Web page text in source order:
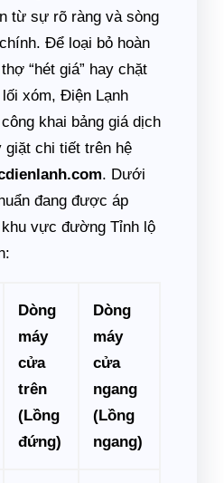
từ sự rõ ràng và sòng
Để loại bỏ hoàn
“hét giá” hay chặt
xóm, Điện Lạnh
khai bảng giá dịch
chi tiết trên hệ
. Dưới
đang được áp
vực đường Tỉnh lộ
Dòng
máy
cửa
trên
(Lồng
đứng)
Dòng
máy
cửa
ngang
(Lồng
ngang)